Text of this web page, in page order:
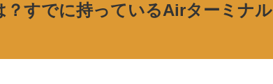
すでに持っているAirターミナル